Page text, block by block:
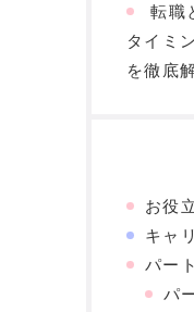
転職
タイミ
を徹底
お役
キャ
パー
パ